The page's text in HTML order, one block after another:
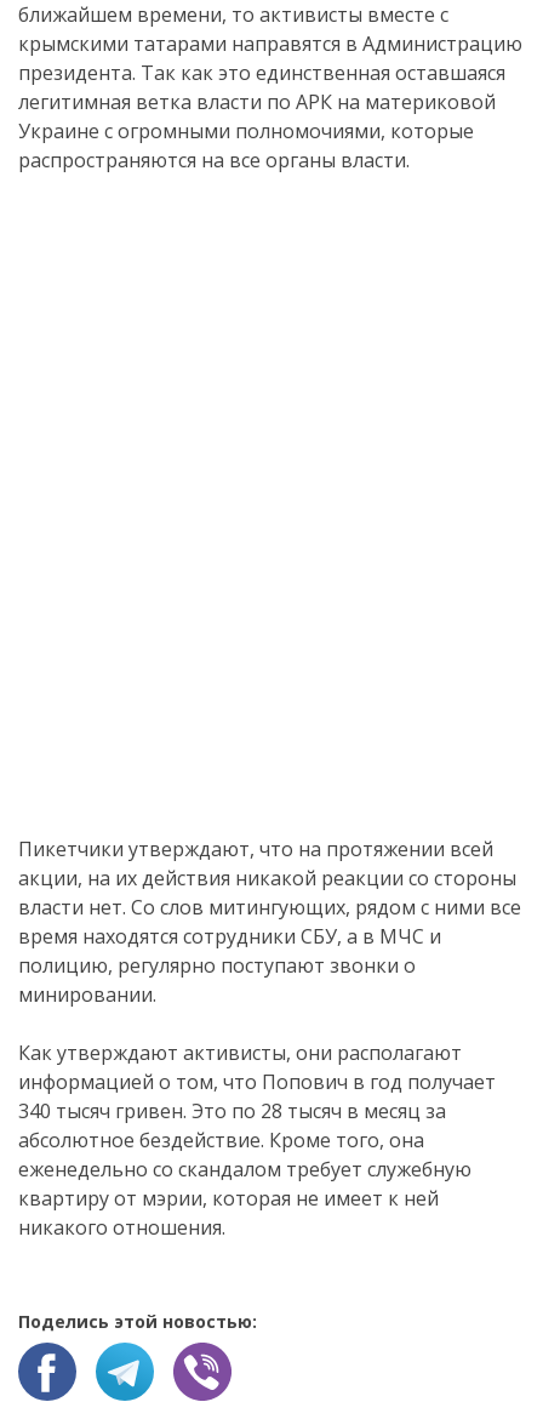
ближайшем времени, то активисты вместе с
крымскими татарами направятся в Администрацию
президента. Так как это единственная оставшаяся
легитимная ветка власти по АРК на материковой
Украине с огромными полномочиями, которые
распространяются на все органы власти.
Пикетчики утверждают, что на протяжении всей
акции, на их действия никакой реакции со стороны
власти нет. Со слов митингующих, рядом с ними все
время находятся сотрудники СБУ, а в МЧС и
полицию, регулярно поступают звонки о
минировании.
Как утверждают активисты, они располагают
информацией о том, что Попович в год получает
340 тысяч гривен. Это по 28 тысяч в месяц за
абсолютное бездействие. Кроме того, она
еженедельно со скандалом требует служебную
квартиру от мэрии, которая не имеет к ней
никакого отношения.
Поделись этой новостью: